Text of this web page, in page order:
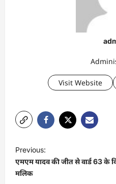
Visit Website
P
o
s
Previous:
एमएम यादव की जीत से वार्ड 63 के
मलिक